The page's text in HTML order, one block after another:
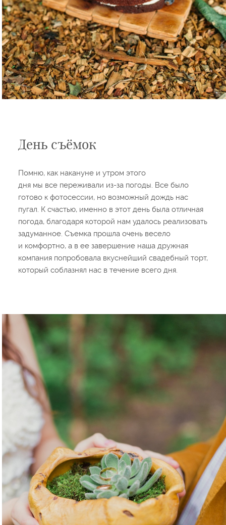
День съёмок
Помню, как накануне и утром этого
дня мы все переживали из-за погоды. Все было
готово к фотосессии, но возможный дождь нас
пугал. К счастью, именно в этот день была отличная
погода, благодаря которой нам удалось реализовать
задуманное. Съемка прошла очень весело
и комфортно, а в ее завершение наша дружная
компания попробовала вкуснейший свадебный торт,
который соблазнял нас в течение всего дня.